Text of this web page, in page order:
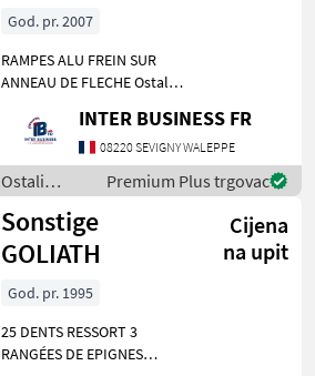
God. pr. 2007
RAMPES ALU FREIN SUR
ANNEAU DE FLECHE Ostali
oprema i uređajiINTER BUSINESS FR
08220 SEVIGNY WALEPPE
Ostali
strojevi i
oprema /
Sonstige
Premium Plus trgovac
Sonstige
GOLIATH
Cijena
na upit
God. pr. 1995
25 DENTS RESSORT 3
RANGÉES DE EPIGNES